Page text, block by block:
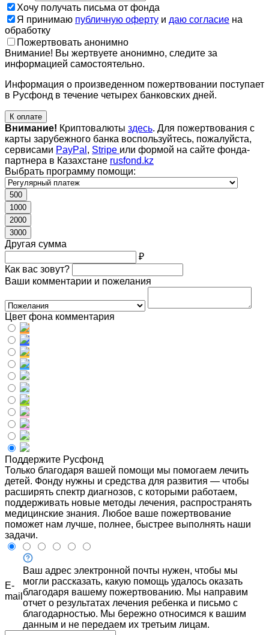
Хочу получать письма от фонда
Я принимаю публичную оферту и даю согласие на
обработку
Пожертвовать анонимно
Внимание! Вы жертвуете анонимно, следите за
информацией самостоятельно.
Информация о произведенном пожертвовании поступает
в Русфонд в течение четырех банковских дней.
К оплате
Внимание! Криптовалюты здесь. Для пожертвования с
карты зарубежного банка воспользуйтесь, пожалуйста,
сервисами PayPal , Stripe или формой на сайте фонда-
партнера в Казахстане rusfond.kz
Выбрать программу помощи:
500
1000
2000
3000
Другая сумма
₽
Как вас зовут?
Ваши комментарии и пожелания
Цвет фона комментария
Поддержите Русфонд
Только благодаря вашей помощи мы помогаем лечить
детей. Фонду нужны и средства для развития — чтобы
расширять спектр диагнозов, с которыми работаем,
поддерживать новые методы лечения, распространять
медицинские знания. Любое ваше пожертвование
поможет нам лучше, полнее, быстрее выполнять наши
задачи.
E-
mail
Ваш адрес электронной почты нужен, чтобы мы
могли рассказать, какую помощь удалось оказать
благодаря вашему пожертвованию. Мы направим
отчет о результатах лечения ребенка и письмо с
благодарностью. Мы бережно относимся к вашим
данным и не передаем их третьим лицам.